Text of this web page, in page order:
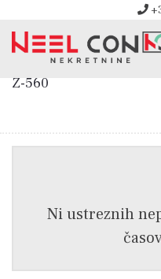
Z-560
Ni ustreznih